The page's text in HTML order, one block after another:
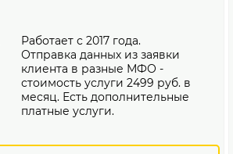
Работает с 2017 года.
Отправка данных из заявки
клиента в разные МФО -
стоимость услуги 2499 руб. в
месяц. Есть дополнительные
платные услуги.